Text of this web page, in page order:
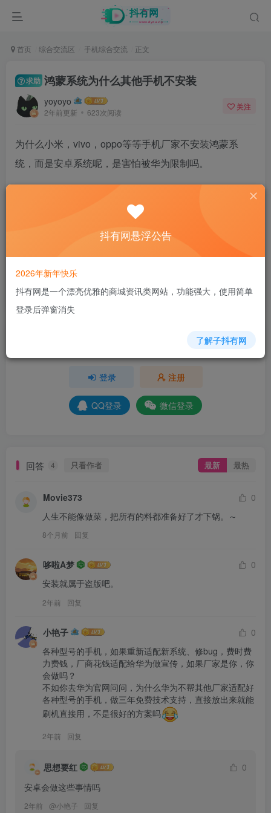
首页 综合交流区 手机综合交流 正文
求助 鸿蒙系统为什么其他手机不安装
yoyoyo
2年前更新 623次阅读
关注
为什么小米，vivo，oppo等等手机厂家不安装鸿蒙系
统，而是安卓系统呢，是害怕被华为限制吗。
33
+5 +5
登录 注册
QQ登录 微信登录
回答 4 只看作者 最新 最热
Movie373
0
人生不能像做菜，把所有的料都准备好了才下锅。～
8个月前 回复
哆啦A梦
0
安装就属于盗版吧。
2年前 回复
小艳子
0
各种型号的手机，如果重新适配新系统、修bug，费时费
力费钱，厂商花钱适配给华为做宣传，如果厂家是你，你
会做吗？
不如你去华为官网问问，为什么华为不帮其他厂家适配好
各种型号的手机，做三年免费技术支持，直接放出来就能
刷机直接用，不是很好的方案吗
2年前 回复
思想要红
0
安卓会做这些事情吗
2年前 @小艳子 回复
抖有网悬浮公告
2026年新年快乐
抖有网是一个漂亮优雅的商城资讯类网站，功能强大，使用简单
登录后弹窗消失
了解子抖有网